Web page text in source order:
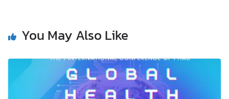
You May Also Like